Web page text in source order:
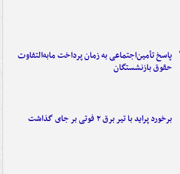
پاسخ تأمین‌اجتماعی به زمان پرداخت مابه‌التفاوت
حقوق بازنشستگان
برخورد پراید با تیر برق ۲ فوتی بر جای گذاشت